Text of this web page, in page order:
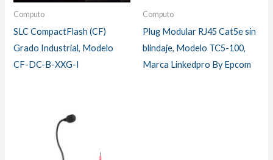
Computo
SLC CompactFlash (CF)
Grado Industrial, Modelo
CF-DC-B-XXG-I
Computo
Plug Modular RJ45 Cat5e sin
blindaje, Modelo TC5-100,
Marca Linkedpro By Epcom